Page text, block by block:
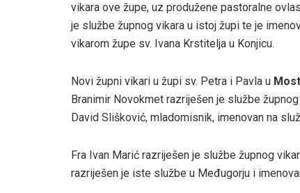
vikara ove župe, uz produžene pastoralne
je službe župnog vikara u istoj župi te je
vikarom župe sv. Ivana Krstitelja u Konjicu.
Novi župni vikari u župi sv. Petra i Pavla u
Branimir Novokmet razriješen je službe
David Slišković, mladomisnik, imenovan na
Fra Ivan Marić razriješen je službe župnog
razriješen je iste službe u Međugorju i